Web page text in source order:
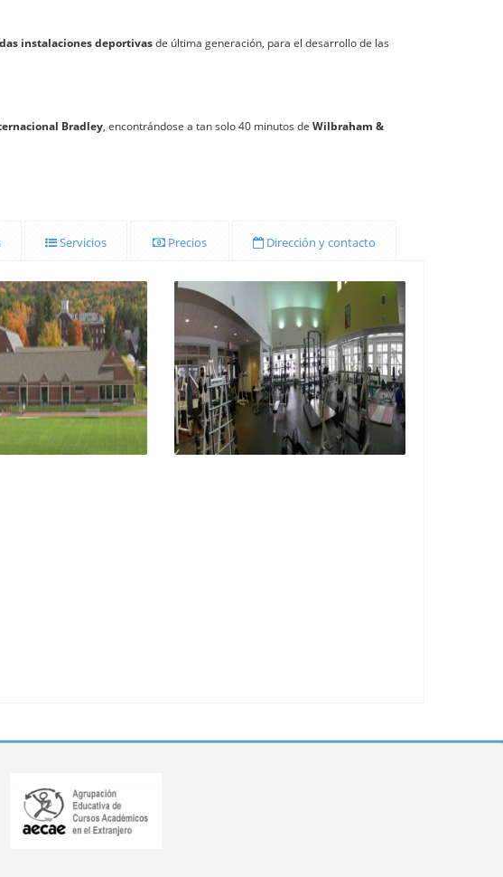
instalaciones deportivasde última generación, para el desarrollo de las
Bradley, encontrándose a tan solo 40 minutos de Wilbraham &
Servicios Precios Dirección y contacto